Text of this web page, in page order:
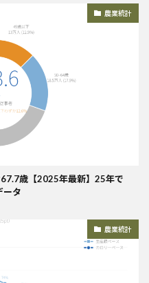
農業統計
歳【2025年最新】25年で
ータ
農業統計